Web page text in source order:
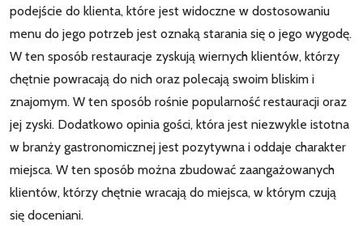
podejście do klienta, które jest widoczne w dostosowaniu
menu do jego potrzeb jest oznaką starania się o jego wygodę.
W ten sposób restauracje zyskują wiernych klientów, którzy
chętnie powracają do nich oraz polecają swoim bliskim i
znajomym. W ten sposób rośnie popularność restauracji oraz
jej zyski. Dodatkowo opinia gości, która jest niezwykle istotna
w branży gastronomicznej jest pozytywna i oddaje charakter
miejsca. W ten sposób można zbudować zaangażowanych
klientów, którzy chętnie wracają do miejsca, w którym czują
się doceniani.